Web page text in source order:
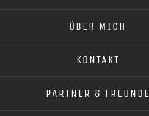
ÜBER MICH
KONTAKT
PARTNER & FREUNDE